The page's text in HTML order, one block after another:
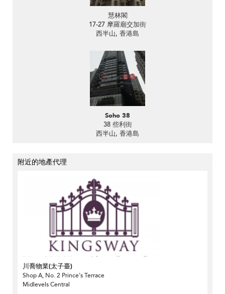
慧林閣
17-27 摩羅廟交加街
西半山, 香港島
Soho 38
38 些利街
西半山, 香港島
附近的地產代理
川喬物業(太子臺)
Shop A, No. 2 Prince's Terrace
Midlevels Central